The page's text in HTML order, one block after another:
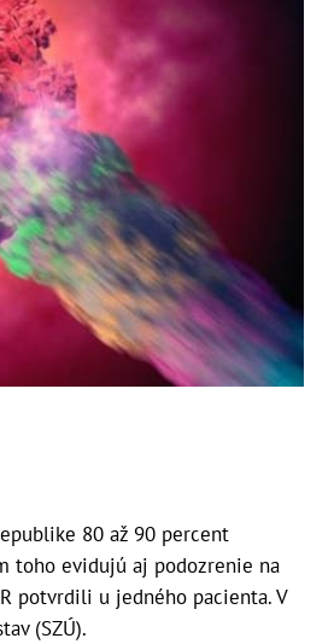
80 až 90 percent
toho evidujú aj podozrenie na
potvrdili u jedného pacienta. V
(SZÚ).